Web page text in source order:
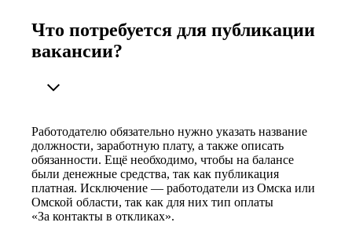
Что потребуется для публикации
вакансии?
Работодателю обязательно нужно указать название
должности, заработную плату, а также описать
обязанности. Ещё необходимо, чтобы на балансе
были денежные средства, так как публикация
платная. Исключение — работодатели из Омска или
Омской области, так как для них тип оплаты
«За контакты в откликах».